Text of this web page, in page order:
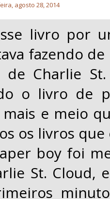
agosto 28, 2014
livro por
fazendo
de Charlie
o livro de
mais e meio
os livros que
boy foi
St. Cloud,